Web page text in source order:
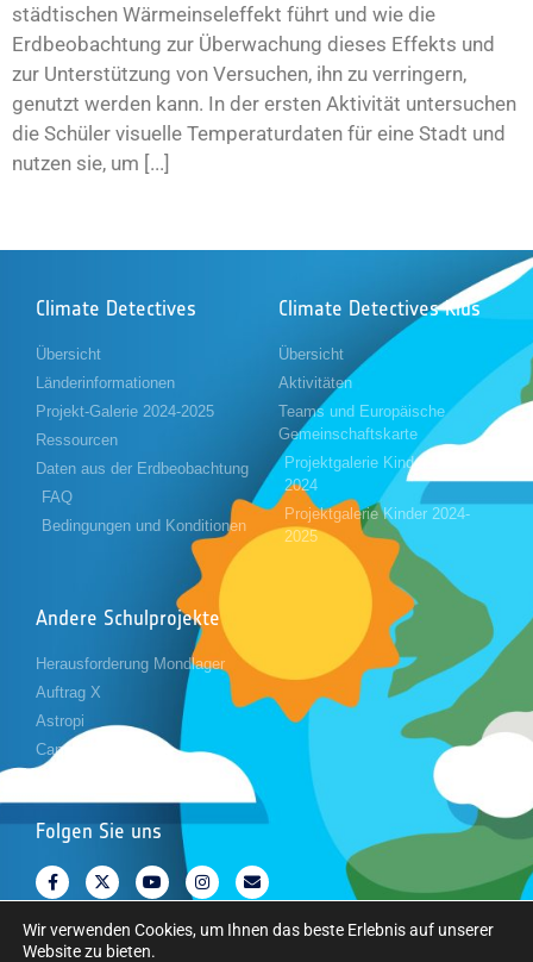
städtischen Wärmeinseleffekt führt und wie die
Erdbeobachtung zur Überwachung dieses Effekts und
zur Unterstützung von Versuchen, ihn zu verringern,
genutzt werden kann. In der ersten Aktivität untersuchen
die Schüler visuelle Temperaturdaten für eine Stadt und
nutzen sie, um [...]
Climate Detectives
Übersicht
Länderinformationen
Projekt-Galerie 2024-2025
Ressourcen
Daten aus der Erdbeobachtung
FAQ
Bedingungen und Konditionen
Climate Detectives Kids
Übersicht
Aktivitäten
Teams und Europäische
Gemeinschaftskarte
Projektgalerie Kinder 2023-
2024
Projektgalerie Kinder 2024-
2025
Andere Schulprojekte
Herausforderung Mondlager
Auftrag X
Astropi
Cansat
Folgen Sie uns
Wir verwenden Cookies, um Ihnen das beste Erlebnis auf unserer
Website zu bieten.